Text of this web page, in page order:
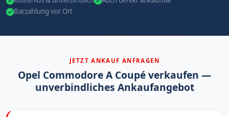
Barzahlung vor Ort
JETZT ANKAUF ANFRAGEN
Opel Commodore A Coupé verkaufen —
unverbindliches Ankaufangebot